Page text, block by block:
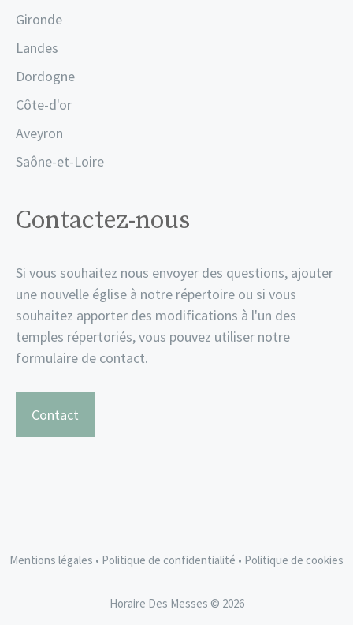
Gironde
Landes
Dordogne
Côte-d'or
Aveyron
Saône-et-Loire
Contactez-nous
Si vous souhaitez nous envoyer des questions, ajouter
une nouvelle église à notre répertoire ou si vous
souhaitez apporter des modifications à l'un des
temples répertoriés, vous pouvez utiliser notre
formulaire de contact.
Contact
Mentions légales • Politique de confidentialité • Politique de cookies
Horaire Des Messes © 2026